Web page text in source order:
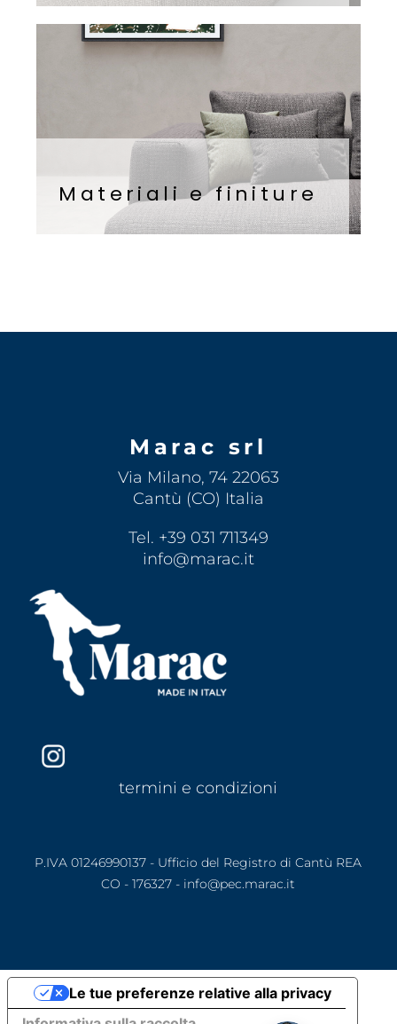
Materiali e finiture
Marac srl
Via Milano, 74 22063
Cantù (CO) Italia
Tel. +39 031 711349
info@marac.it
termini e condizioni
P.IVA 01246990137 - Ufficio del Registro di Cantù REA
CO - 176327 - info@pec.marac.it
Le tue preferenze relative alla privacy